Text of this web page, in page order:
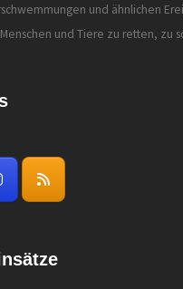
und ähnlichen
und Tiere zu retten, zu